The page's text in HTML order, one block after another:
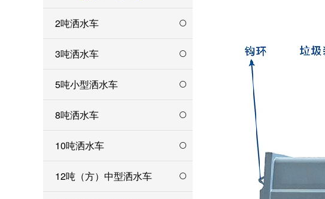
2吨洒水车
3吨洒水车
5吨小型洒水车
8吨洒水车
10吨洒水车
12吨（方）中型洒水车